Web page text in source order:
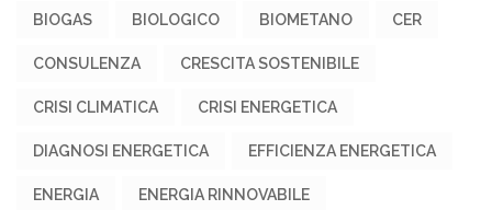
BIOGAS BIOLOGICO BIOMETANO CER
CONSULENZA CRESCITA SOSTENIBILE
CRISI CLIMATICA CRISI ENERGETICA
DIAGNOSI ENERGETICA EFFICIENZA ENERGETICA
ENERGIA ENERGIA RINNOVABILE